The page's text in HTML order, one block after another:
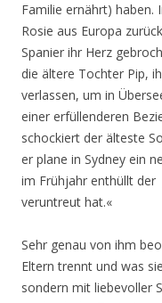
Familie ernährt)
Rosie aus Europa
Spanier ihr Herz
die ältere Tochter Pip,
verlassen, um in
einer erfüllenderen
schockiert der älteste
er plane in Sydney ein
im Frühjahr enthüllt der
veruntreut hat.«
Sehr genau von ihm
Eltern trennt und was
sondern mit liebevoller